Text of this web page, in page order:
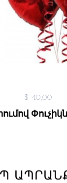
$ 40,00